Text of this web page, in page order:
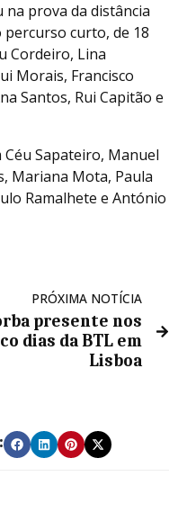
prova da distância
percurso curto, de 18
Cordeiro, Lina
Morais, Francisco
Santos, Rui Capitão e
Sapateiro, Manuel
Mariana Mota, Paula
Ramalhete e António
PRÓXIMA NOTÍCIA
presente nos
dias da BTL em
Lisboa